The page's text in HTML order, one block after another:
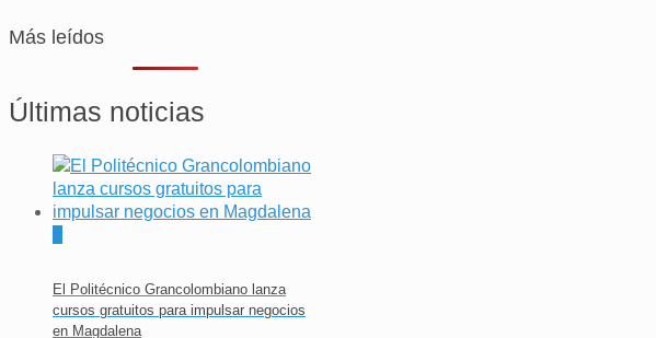
Más leídos
Últimas noticias
El Politécnico Grancolombiano lanza
cursos gratuitos para impulsar negocios
en Magdalena